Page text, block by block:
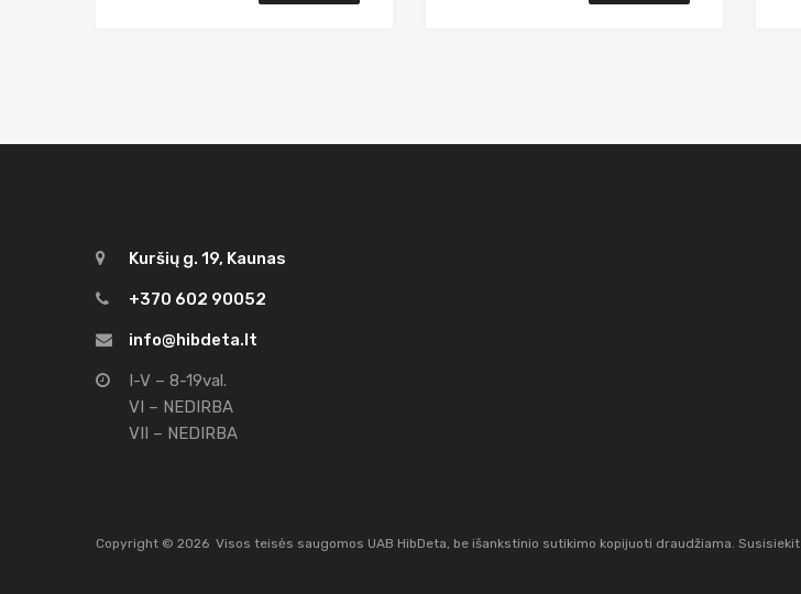
Kuršių g. 19, Kaunas
+370 602 90052
info@hibdeta.lt
I-V – 8-19val.
VI – NEDIRBA
VII – NEDIRBA
Copyright © 2026 Visos teisės saugomos UAB HibDeta, be išankstinio sutikimo kopijuoti draudžiama.